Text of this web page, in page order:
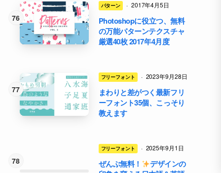
パターン · 2017年4月5日
Photoshopに役立つ、無料
の万能パターンテクスチャ
厳選40枚 2017年4月度
フリーフォント · 2023年9月28日
まわりと差がつく最新フリ
ーフォント35個、こっそり
教えます
フリーフォント · 2025年9月1日
ぜんぶ無料！
デザインの